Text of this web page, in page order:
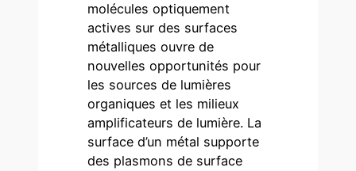
molécules optiquement
actives sur des surfaces
métalliques ouvre de
nouvelles opportunités pour
les sources de lumières
organiques et les milieux
amplificateurs de lumière. La
surface d’un métal supporte
des plasmons de surface